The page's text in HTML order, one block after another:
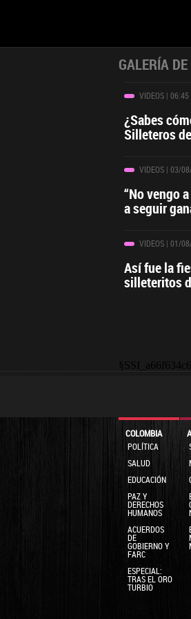
GALERÍA
VIDEOS| 06:45
¿Sabes
Silleteros
VIDEOS| 03/
“No vengo
a seguir
VIDEOS| 01/
Así fue la
silleteritos
COLOMBIA
POLÍTICA
SALUD
EDUCACIÓN
PAZ Y
DERECHOS
HUMANOS
ACUERDOS
DE
GOBIERNO Y
FARC
ESPECIAL:
TRAS EL ORO
TURBIO